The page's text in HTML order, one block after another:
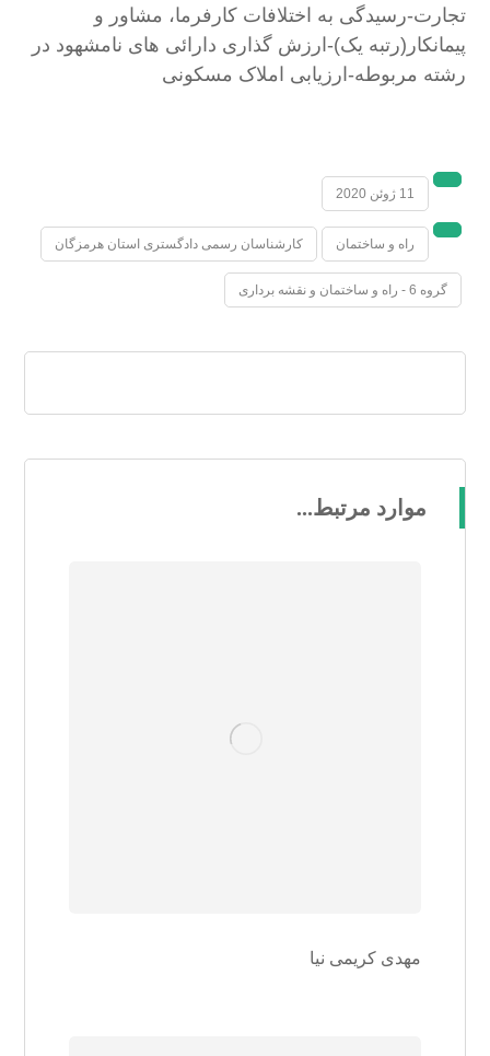
تجارت-رسیدگی به اختلافات کارفرما، مشاور و
پیمانکار(رتبه یک)- ارزش گذاری دارائی های نامشهود در
رشته مربوطه- ارزیابی املاک مسکونی
11 ژوئن 2020
راه و ساختمان کارشناسان رسمی دادگستری استان هرمزگان
گروه 6 - راه و ساختمان و نقشه برداری
موارد مرتبط...
مهدی کریمی نیا